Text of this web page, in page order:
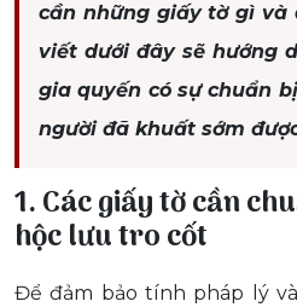
cần những giấy tờ gì và
viết dưới đây sẽ hướng
gia quyến có sự chuẩn
người đã khuất sớm
1. Các giấy tờ cần
hộc lưu tro cốt
Để đảm bảo tính pháp lý